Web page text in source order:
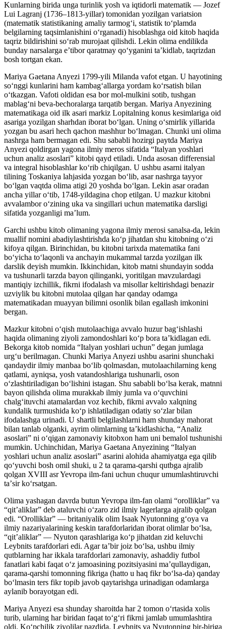
Kunlarning birida unga turinlik yosh va iqtidorli matematik — Jozef
Lui Lagranj (1736–1813-yillar) tomonidan yozilgan variatsion
(matematik statistikaning amaliy tarmogʻi, statistik toʻplamda
belgilarning taqsimlanishini oʻrganadi) hisoblashga oid kitob haqida
taqriz bildirishini soʻrab murojaat qilishdi. Lekin olima endilikda
bunday narsalarga eʼtibor qaratmay qoʻyganini taʼkidlab, taqrizdan
bosh tortgan ekan.
Mariya Gaetana Anyezi 1799-yili Milanda vafot etgan. U hayotining
soʻnggi kunlarini ham kambagʻallarga yordam koʻrsatish bilan
oʻtkazgan. Vafoti oldidan esa bor mol-mulkini sotib, tushgan
mablagʻni beva-bechoralarga tarqatib bergan. Mariya Anyezining
matematikaga oid ilk asari markiz Lopitalning konus kesimlariga oid
asariga yozilgan sharhdan iborat boʻlgan. Uning oʻsmirlik yillarida
yozgan bu asari hech qachon mashhur boʻlmagan. Chunki uni olima
nashrga ham bermagan edi. Shu sababli hozirgi paytda Mariya
Anyezi qoldirgan yagona ilmiy meros sifatida “Italyan yoshlari
uchun analiz asoslari” kitobi qayd etiladi. Unda asosan differensial
va integral hisoblashlar koʻrib chiqilgan. U ushbu asarni italyan
tilining Toskaniya lahjasida yozgan boʻlib, asar nashrga tayyor
boʻlgan vaqtda olima atigi 20 yoshda boʻlgan. Lekin asar oradan
ancha yillar oʻtib, 1748-yildagina chop etilgan. U mazkur kitobni
avvalambor oʻzining uka va singillari uchun matematika darsligi
sifatida yozganligi maʼlum.
Garchi ushbu kitob olimaning yagona ilmiy merosi sanalsa-da, lekin
muallif nomini abadiylashtirishda koʻp jihatdan shu kitobning oʻzi
kifoya qilgan. Birinchidan, bu kitobni tarixda matematika fani
boʻyicha toʻlaqonli va anchayin mukammal tarzda yozilgan ilk
darslik deyish mumkin. Ikkinchidan, kitob matni shundayin sodda
va tushunarli tarzda bayon qilinganki, yoritilgan mavzulardagi
mantiqiy izchillik, fikrni ifodalash va misollar keltirishdagi benazir
uzviylik bu kitobni mutolaa qilgan har qanday odamga
matematikadan muayyan bilimni osonlik bilan egallash imkonini
bergan.
Mazkur kitobni oʻqish mutolaachiga avvalo huzur bagʻishlashi
haqida olimaning ziyoli zamondoshlari koʻp bora taʼkidlagan edi.
Bekorga kitob nomida “Italyan yoshlari uchun” degan jumlaga
urgʻu berilmagan. Chunki Mariya Anyezi ushbu asarini shunchaki
qandaydir ilmiy manbaa boʻlib qolmasdan, mutolaachilarning keng
qatlami, ayniqsa, yosh vatandoshlariga tushunarli, oson
oʻzlashtiriladigan boʻlishini istagan. Shu sababli boʻlsa kerak, matnni
bayon qilishda olima murakkab ilmiy jumla va oʻquvchini
chalgʻituvchi atamalardan voz kechib, fikrni avvalo xalqning
kundalik turmushida koʻp ishlatiladigan odatiy soʻzlar bilan
ifodalashga urinadi. U shartli belgilashlarni ham shunday mahorat
bilan tanlab olganki, ayrim olimlarning taʼkidlashicha, “Analiz
asoslari” ni oʻqigan zamonaviy kitobxon ham uni bemalol tushunishi
mumkin. Uchinchidan, Mariya Gaetana Anyezining “Italyan
yoshlari uchun analiz asoslari” asarini alohida ahamiyatga ega qilib
qoʻyuvchi bosh omil shuki, u 2 ta qarama-qarshi qutbga ajralib
qolgan XVIII asr Yevropa ilm-fani uchun chuqur umumlashtiruvchi
taʼsir koʻrsatgan.
Olima yashagan davrda butun Yevropa ilm-fan olami “orolliklar” va
“qit’aliklar” deb ataluvchi oʻzaro zid ilmiy lagerlarga ajralib qolgan
edi. “Orolliklar” — britaniyalik olim Isaak Nyutonning gʻoya va
ilmiy nazariyalarining keskin tarafdorlaridan iborat olimlar boʻlsa,
“qitʼaliklar” — Nyuton qarashlariga koʻp jihatdan zid keluvchi
Leybnits tarafdorlari edi. Agar taʼbir joiz boʻlsa, ushbu ilmiy
qutblarning har ikkala tarafdorlari zamonaviy, ashaddiy futbol
fanatlari kabi faqat oʻz jamoasining pozitsiyasini maʼqullaydigan,
qarama-qarshi tomonning fikriga (hatto u haq fikr boʻlsa-da) qanday
boʻlmasin ters fikr topib javob qaytarishga urinadigan odamlarga
aylanib borayotgan edi.
Mariya Anyezi esa shunday sharoitda har 2 tomon oʻrtasida xolis
turib, ularning har biridan faqat toʻgʻri fikrni jamlab umumlashtira
oldi. Koʻpchilik ziyolilar nazdida, Leybnits va Nyutonning bir-biriga